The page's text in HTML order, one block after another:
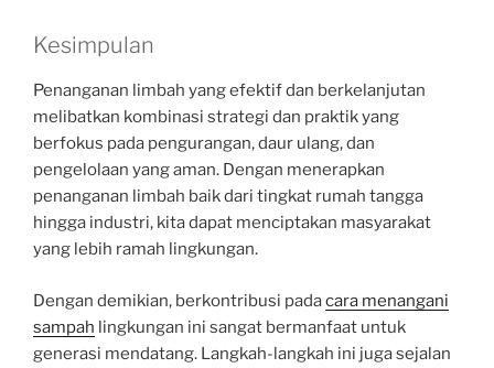
Kesimpulan
Penanganan limbah yang efektif dan berkelanjutan
melibatkan kombinasi strategi dan praktik yang
berfokus pada pengurangan, daur ulang, dan
pengelolaan yang aman. Dengan menerapkan
penanganan limbah baik dari tingkat rumah tangga
hingga industri, kita dapat menciptakan masyarakat
yang lebih ramah lingkungan.
Dengan demikian, berkontribusi padacara menangani
sampah lingkungan ini sangat bermanfaat untuk
generasi mendatang. Langkah-langkah ini juga sejalan